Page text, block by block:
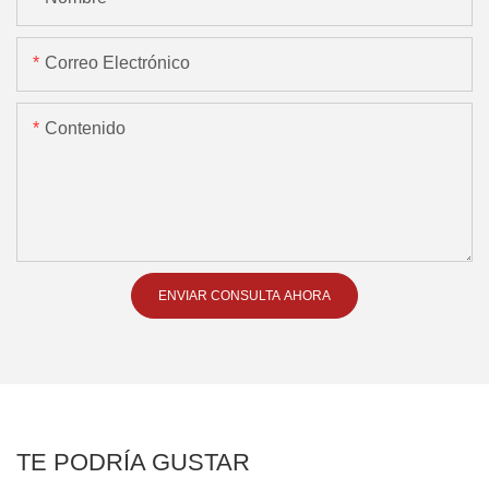
Correo Electrónico
Contenido
ENVIAR CONSULTA AHORA
TE PODRÍA GUSTAR